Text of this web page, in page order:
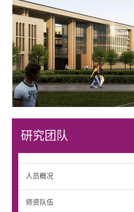
研究团队
人员概况
师资队伍